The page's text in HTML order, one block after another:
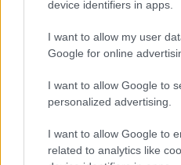
device identifiers in apps.
I want to allow my user
Google for online
I want to allow Google to
personalized advertising.
I want to allow Google to
related to analytics like